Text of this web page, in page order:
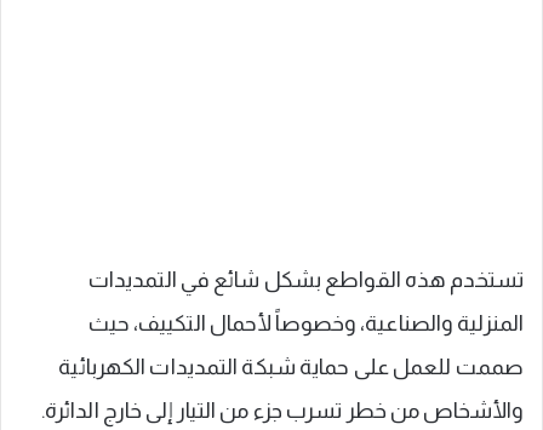
تستخدم هذه القواطع بشكل شائع في التمديدات
المنزلية والصناعية، وخصوصاً لأحمال التكييف، حيث
صممت للعمل على حماية شبكة التمديدات الكهربائية
والأشخاص من خطر تسرب جزء من التيار إلى خارج الدائرة.